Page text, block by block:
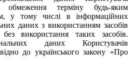
обмеження терміну будь-яким
у тому числі в інформаційних
даних з використанням засобів
без використання таких засобів.
даних Користувачів
до українського закону «Про